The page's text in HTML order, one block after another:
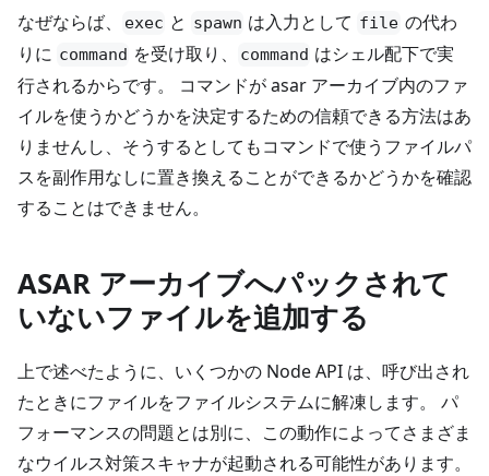
なぜならば、 exec と spawn は入力として file の代わ
りに command を受け取り、 command はシェル配下で実
行されるからです。 コマンドが asar アーカイブ内のファ
イルを使うかどうかを決定するための信頼できる方法はあ
りませんし、そうするとしてもコマンドで使うファイルパ
スを副作用なしに置き換えることができるかどうかを確認
することはできません。
ASAR アーカイブへパックされて
いないファイルを追加する
上で述べたように、いくつかの Node API は、呼び出され
たときにファイルをファイルシステムに解凍します。 パ
フォーマンスの問題とは別に、この動作によってさまざま
なウイルス対策スキャナが起動される可能性があります。